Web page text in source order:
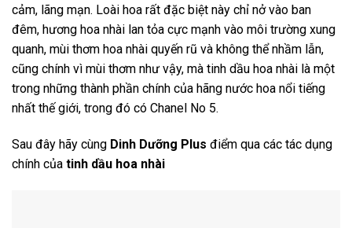
cảm, lãng mạn. Loài hoa rất đặc biệt này chỉ nở vào ban
đêm, hương hoa nhài lan tỏa cực mạnh vào môi trường xung
quanh, mùi thơm hoa nhài quyến rũ và không thể nhầm lẫn,
cũng chính vì mùi thơm như vậy, mà tinh dầu hoa nhài là một
trong những thành phần chính của hãng nước hoa nổi tiếng
nhất thế giới, trong đó có Chanel No 5.
Sau đây hãy cùng Dinh Dưỡng Plus điểm qua các tác dụng
chính của tinh dầu hoa nhài